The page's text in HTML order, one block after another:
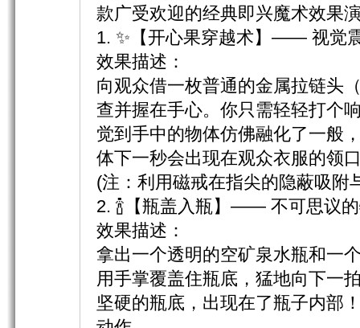
款广受欢迎的经典即兴魔术效果
1. ✨【开心果穿越术】—— 视觉
效果描述：​
向观众借一枚普通的金属拉链头
查并握在手心。你只需轻轻打个
觉到手中的物体仿佛融化了一般
体下一秒会出现在观众衣服的领
(注：利用磁戒在指尖的隐蔽吸附
2. 🍾【瓶盖入瓶】—— 不可思议
效果描述：
拿出一个透明的空矿泉水瓶和一
用手掌覆盖住瓶底，猛地向下一
坚硬的瓶底，出现在了瓶子内部